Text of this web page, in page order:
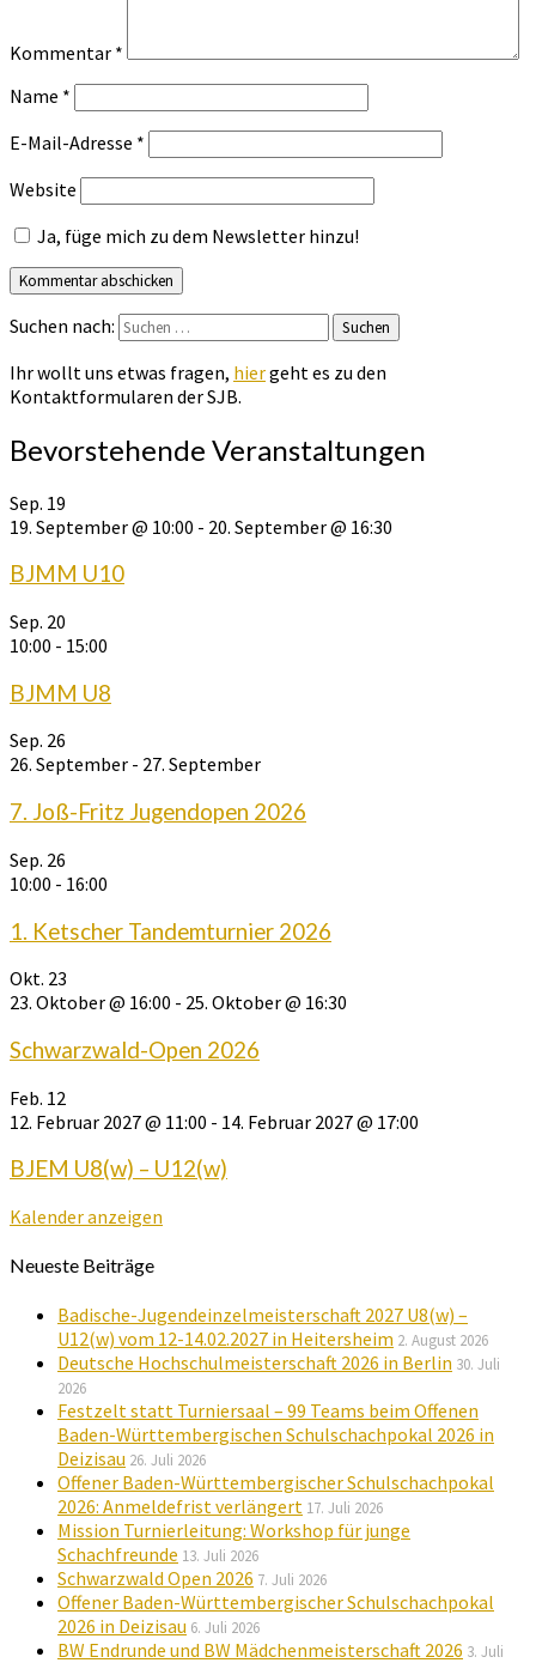
Kommentar *
Name *
E-Mail-Adresse *
Website
Ja, füge mich zu dem Newsletter hinzu!
Suchen nach: Suchen
Ihr wollt uns etwas fragen, hiergeht es zu den
Kontaktformularen der SJB.
Bevorstehende Veranstaltungen
Sep. 19
19. September @ 10:00 - 20. September @ 16:30
BJMM U10
Sep. 20
10:00 - 15:00
BJMM U8
Sep. 26
26. September - 27. September
7. Joß-Fritz Jugendopen 2026
Sep. 26
10:00 - 16:00
1. Ketscher Tandemturnier 2026
Okt. 23
23. Oktober @ 16:00 - 25. Oktober @ 16:30
Schwarzwald-Open 2026
Feb. 12
12. Februar 2027 @ 11:00 - 14. Februar 2027 @ 17:00
BJEM U8(w) – U12(w)
Kalender anzeigen
Neueste Beiträge
Badische-Jugendeinzelmeisterschaft 2027 U8(w) –
U12(w) vom 12-14.02.2027 in Heitersheim 2. August 2026
Deutsche Hochschulmeisterschaft 2026 in Berlin 30. Juli
2026
Festzelt statt Turniersaal – 99 Teams beim Offenen
Baden-Württembergischen Schulschachpokal 2026 in
Deizisau 26. Juli 2026
Offener Baden-Württembergischer Schulschachpokal
2026: Anmeldefrist verlängert 17. Juli 2026
Mission Turnierleitung: Workshop für junge
Schachfreunde 13. Juli 2026
Schwarzwald Open 2026 7. Juli 2026
Offener Baden-Württembergischer Schulschachpokal
2026 in Deizisau 6. Juli 2026
BW Endrunde und BW Mädchenmeisterschaft 2026 3. Juli